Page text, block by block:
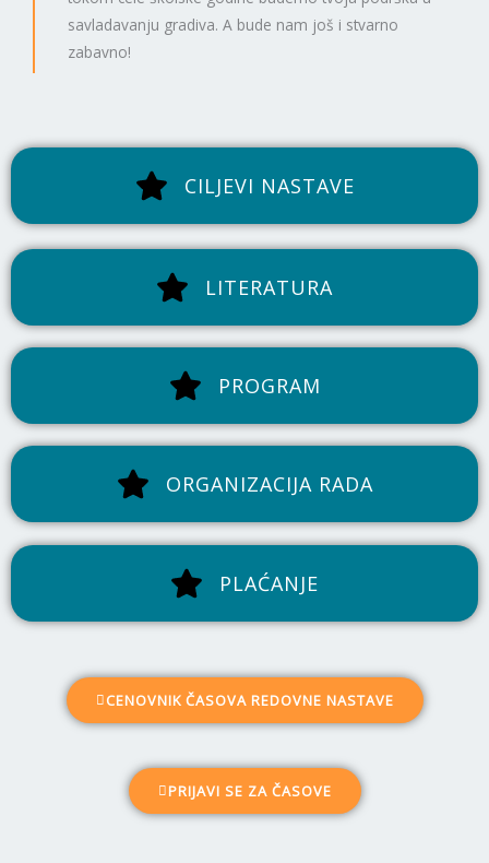
savladavanju gradiva. A bude nam još i stvarno
zabavno!
CILJEVI NASTAVE
LITERATURA
PROGRAM
ORGANIZACIJA RADA
PLAĆANJE
CENOVNIK ČASOVA REDOVNE NASTAVE
PRIJAVI SE ZA ČASOVE